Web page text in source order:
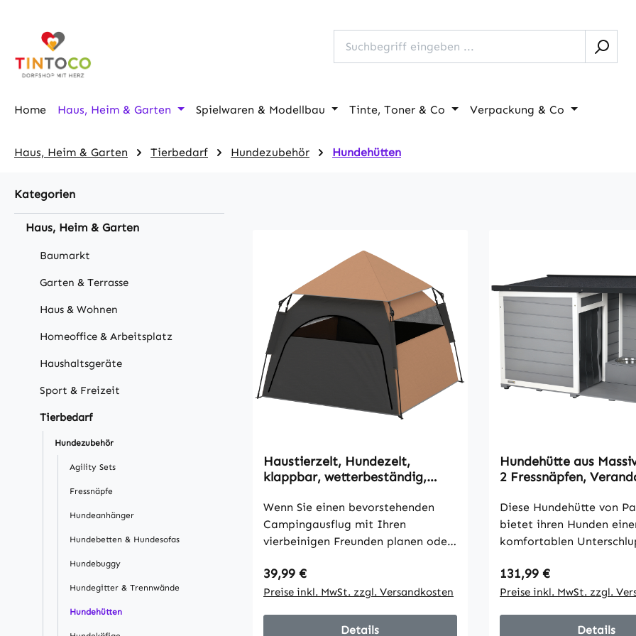
Home Haus, Heim & Garten Spielwaren & Modellbau Tinte, Toner & Co Verpackung & Co
Haus, Heim & Garten Tierbedarf Hundezubehör Hundehütten
Kategorien
Haus, Heim & Garten
Baumarkt
Garten & Terrasse
Haus & Wohnen
Homeoffice & Arbeitsplatz
Haushaltsgeräte
Sport & Freizeit
Tierbedarf
Hundezubehör
Agility Sets
Fressnäpfe
Hundeanhänger
Hundebetten & Hundesofas
Hundebuggy
Hundegitter & Trennwände
Hundehütten
Haustierzelt, Hundezelt,
klappbar, wetterbeständig,
Dunkelbraun
Wenn Sie einen bevorstehenden
Campingausflug mit Ihren
vierbeinigen Freunden planen oder
möchten, sich zu Hause zu
entspannen, sind die Hundezelte
Lösung. Dieses Outdoor-Hundezelt
Regulärer Preis:
39,99 €
Preise inkl. MwSt. zzgl. Versandkosten
Details
Hundehütte aus
2 Fressnäpfen,
cm x 66 cm, Grau +
Diese Hundehütte von
bietet ihren Hunden
komfortablen
zwischen einem
sonnigem Bereich wählen.
das Asphaltdach sorgen
Regulärer Preis:
131,99 €
Preise inkl. MwSt. zzgl.
Details